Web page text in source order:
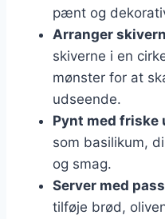
pænt og
Arranger
skiverne i en
mønster for at
udseende.
Pynt med friske
som basilikum,
og smag.
Server med
tilføje brød,